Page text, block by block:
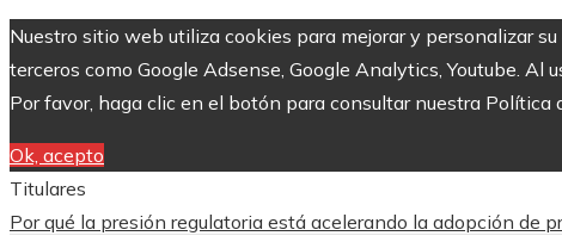
Nuestro sitio web utiliza cookies para mejorar y personalizar
terceros como Google Adsense, Google Analytics, Youtube.
Por favor, haga clic en el botón para consultar nuestra Política
Ok, acepto
Titulares
Por qué la presión regulatoria está acelerando la adopción de